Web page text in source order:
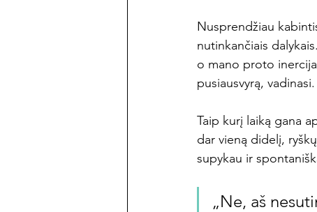
Nusprendžiau
nutinkančiais
o mano proto
pusiausvyrą, vadinasi.
Taip kurį laiką gana
dar vieną didelį,
supykau ir
„Ne, aš